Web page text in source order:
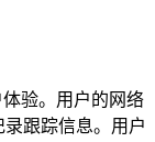
体验。用户的网络
录跟踪信息。用户